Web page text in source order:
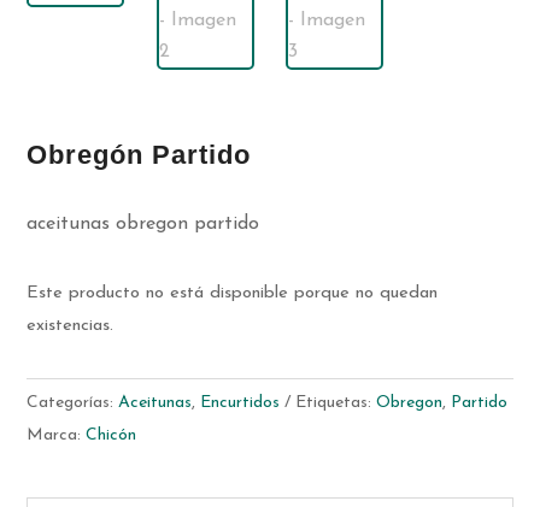
Obregón Partido
aceitunas obregon partido
Este producto no está disponible porque no quedan
existencias.
Categorías:Aceitunas, Encurtidos Etiquetas:Obregon, Partido
Marca:Chicón